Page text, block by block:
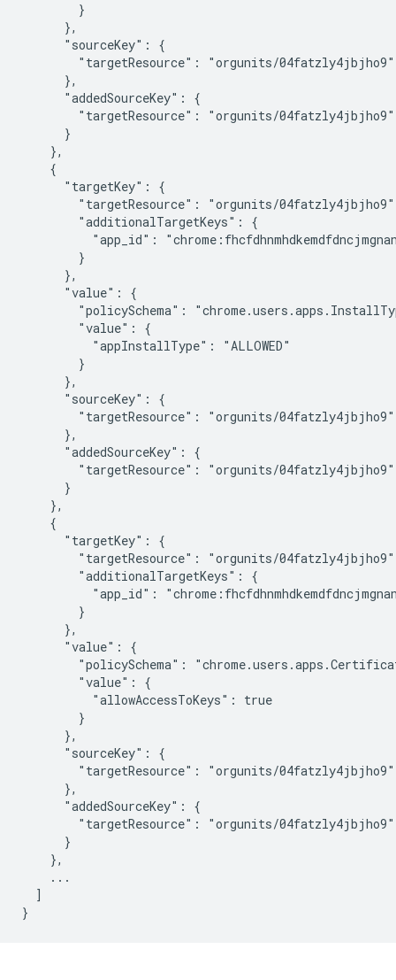
        }
      },
      "sourceKey": {
        "targetResource": "orgunits/04fatzly4jbjho9"
      },
      "addedSourceKey": {
        "targetResource": "orgunits/04fatzly4jbjho9"
      }
    },
    {
      "targetKey": {
"targetResource": "orgunits/
        "additionalTargetKeys": {
"app_id":
        }
      },
      "value": {
"policySchema":
        "value": {
          "appInstallType": "ALLOWED"
        }
      },
      "sourceKey": {
        "targetResource": "orgunits/04fatzly4jbjho9"
      },
      "addedSourceKey": {
        "targetResource": "orgunits/04fatzly4jbjho9"
      }
    },
    {
      "targetKey": {
"targetResource": "orgunits/
        "additionalTargetKeys": {
"app_id":
        }
      },
      "value": {
"policySchema":
        "value": {
          "allowAccessToKeys": true
        }
      },
      "sourceKey": {
        "targetResource": "orgunits/04fatzly4jbjho9"
      },
      "addedSourceKey": {
        "targetResource": "orgunits/04fatzly4jbjho9"
      }
    },
    ...
  ]